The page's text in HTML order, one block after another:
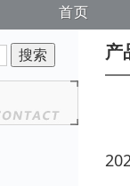
首页
产